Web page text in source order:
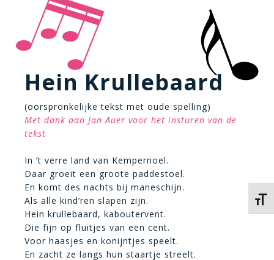
Hein Krullebaard
(oorspronkelijke tekst met oude spelling)
Met dank aan Jan Auer voor het insturen van de
tekst
In ’t verre land van Kempernoel.
Daar groeit een groote paddestoel.
En komt des nachts bij maneschijn.
Als alle kind’ren slapen zijn.
Hein krullebaard, kaboutervent.
Die fijn op fluitjes van een cent.
Voor haasjes en konijntjes speelt.
En zacht ze langs hun staartje streelt.